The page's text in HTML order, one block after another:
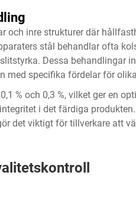
och inre strukturer där
stål behandlar ofta
Dessa behandlingar
med specifika fördelar för
% och 0,3 %, vilket ger en
i det färdiga
det viktigt för tillverkare att